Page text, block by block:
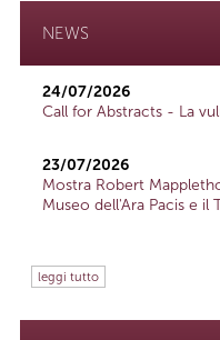
NEWS
24/07/2026
Call for Abstracts - La
23/07/2026
Mostra Robert
Museo dell'Ara Pacis e il
leggi tutto